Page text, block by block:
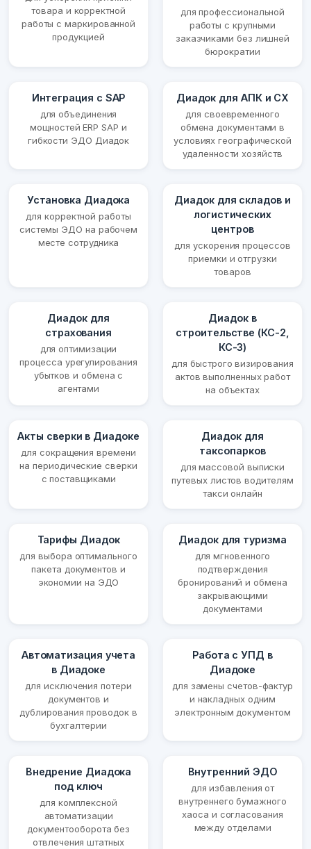
товара и корректной
работы с маркированной
продукцией
для профессиональной
работы с крупными
заказчиками без лишней
бюрократии
Интеграция с SAP
для объединения
мощностей ERP SAP и
гибкости ЭДО Диадок
Диадок для АПК и СХ
для своевременного
обмена документами в
условиях географической
удаленности хозяйств
Установка Диадока
для корректной работы
системы ЭДО на рабочем
месте сотрудника
Диадок для складов и
логистических
центров
для ускорения процессов
приемки и отгрузки
товаров
Диадок для
страхования
для оптимизации
процесса урегулирования
убытков и обмена с
агентами
Диадок в
строительстве (КС-2,
КС-3)
для быстрого визирования
актов выполненных работ
на объектах
Акты сверки в Диадоке
для сокращения времени
на периодические сверки
с поставщиками
Диадок для
таксопарков
для массовой выписки
путевых листов водителям
такси онлайн
Тарифы Диадок
для выбора оптимального
пакета документов и
экономии на ЭДО
Диадок для туризма
для мгновенного
подтверждения
бронирований и обмена
закрывающими
документами
Автоматизация учета
в Диадоке
для исключения потери
документов и
дублирования проводок в
бухгалтерии
Работа с УПД в
Диадоке
для замены счетов-фактур
и накладных одним
электронным документом
Внедрение Диадока
под ключ
для комплексной
автоматизации
документооборота без
отвлечения штатных
Внутренний ЭДО
для избавления от
внутреннего бумажного
хаоса и согласования
между отделами